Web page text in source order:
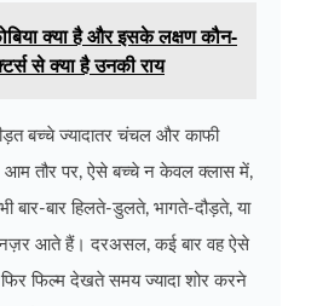
क्या है और इसके लक्षण कौन-
से क्या है उनकी राय
बच्चे ज्यादातर चंचल और काफी
आम तौर पर, ऐसे बच्चे न केवल क्लास में,
बार-बार हिलते-डुलते, भागते-दौड़ते, या
आते हैं। दरअसल, कई बार वह ऐसे
फिल्म देखते समय ज्यादा शोर करने